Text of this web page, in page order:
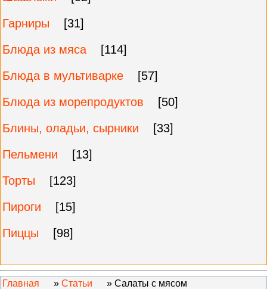
Гарниры
[31]
Блюда из мяса
[114]
Блюда в мультиварке
[57]
Блюда из морепродуктов
[50]
Блины, оладьи, сырники
[33]
Пельмени
[13]
Торты
[123]
Пироги
[15]
Пиццы
[98]
Главная » Статьи » Салаты с мясом